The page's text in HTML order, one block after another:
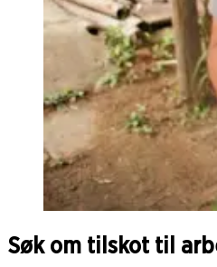
Søk om tilskot til